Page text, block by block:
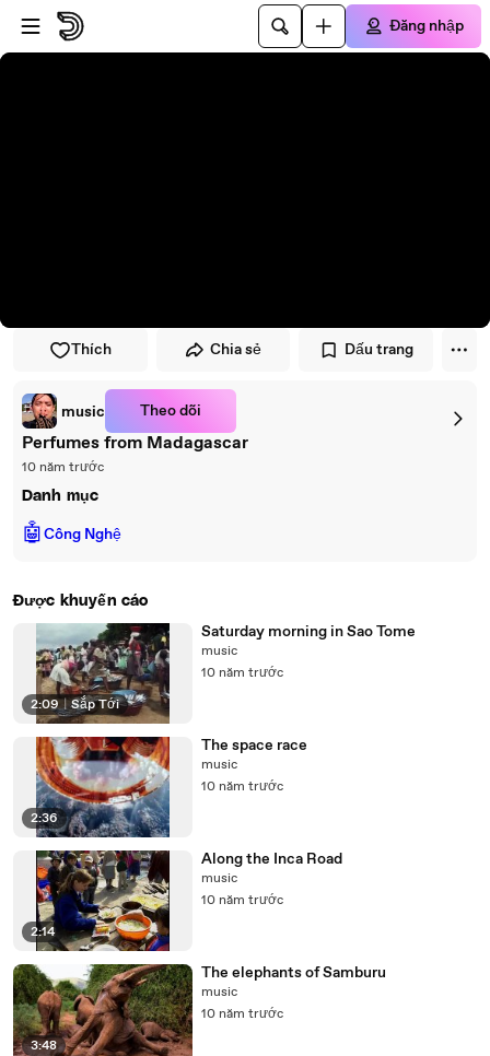
Đi đến trình phát
Đi đến nội dung chính
Đăng nhập
Thích Chia sẻ Dấu trang
music Theo dõi
Perfumes from Madagascar
10 năm trước
Danh mục
🤖Công Nghệ
Được khuyến cáo
2:09 | Sắp Tới
Saturday morning in Sao Tome
music
10 năm trước
2:36
The space race
music
10 năm trước
2:14
Along the Inca Road
music
10 năm trước
3:48
The elephants of Samburu
music
10 năm trước